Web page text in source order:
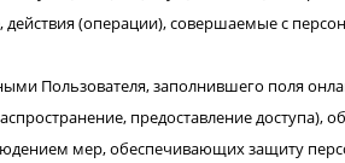
(операции), совершаемые с
Пользователя, заполнившего поля
предоставление
мер, обеспечивающих защиту